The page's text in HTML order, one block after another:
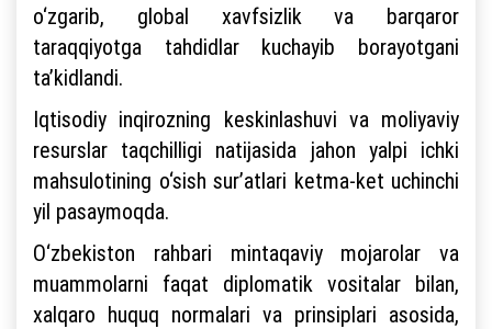
o‘zgarib, global xavfsizlik va barqaror
taraqqiyotga tahdidlar kuchayib borayotgani
ta’kidlandi.
Iqtisodiy inqirozning keskinlashuvi va moliyaviy
resurslar taqchilligi natijasida jahon yalpi ichki
mahsulotining o‘sish sur’atlari ketma-ket uchinchi
yil pasaymoqda.
O‘zbekiston rahbari mintaqaviy mojarolar va
muammolarni faqat diplomatik vositalar bilan,
xalqaro huquq normalari va prinsiplari asosida,